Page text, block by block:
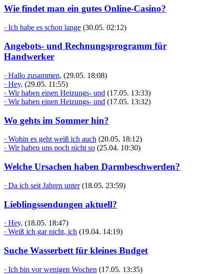
Wie findet man ein gutes Online-Casino?
· Ich habe es schon lange (30.05. 02:12)
Angebots- und Rechnungsprogramm für
Handwerker
· Hallo zusammen, (29.05. 18:08)
· Hey, (29.05. 11:55)
· Wir haben einen Heizungs- und (17.05. 13:33)
· Wir haben einen Heizungs- und (17.05. 13:32)
Wo gehts im Sommer hin?
· Wohin es geht weiß ich auch (20.05. 18:12)
· Wir haben uns noch nicht so (25.04. 10:30)
Welche Ursachen haben Darmbeschwerden?
· Da ich seit Jahren unter (18.05. 23:59)
Lieblingssendungen aktuell?
· Hey, (18.05. 18:47)
· Weiß ich gar nicht, ich (19.04. 14:19)
Suche Wasserbett für kleines Budget
· Ich bin vor wenigen Wochen (17.05. 13:35)